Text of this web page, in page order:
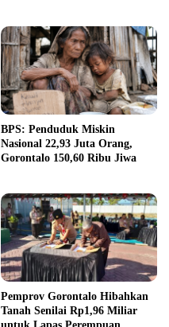
BPS: Penduduk Miskin
Nasional 22,93 Juta Orang,
Gorontalo 150,60 Ribu Jiwa
Pemprov Gorontalo Hibahkan
Tanah Senilai Rp1,96 Miliar